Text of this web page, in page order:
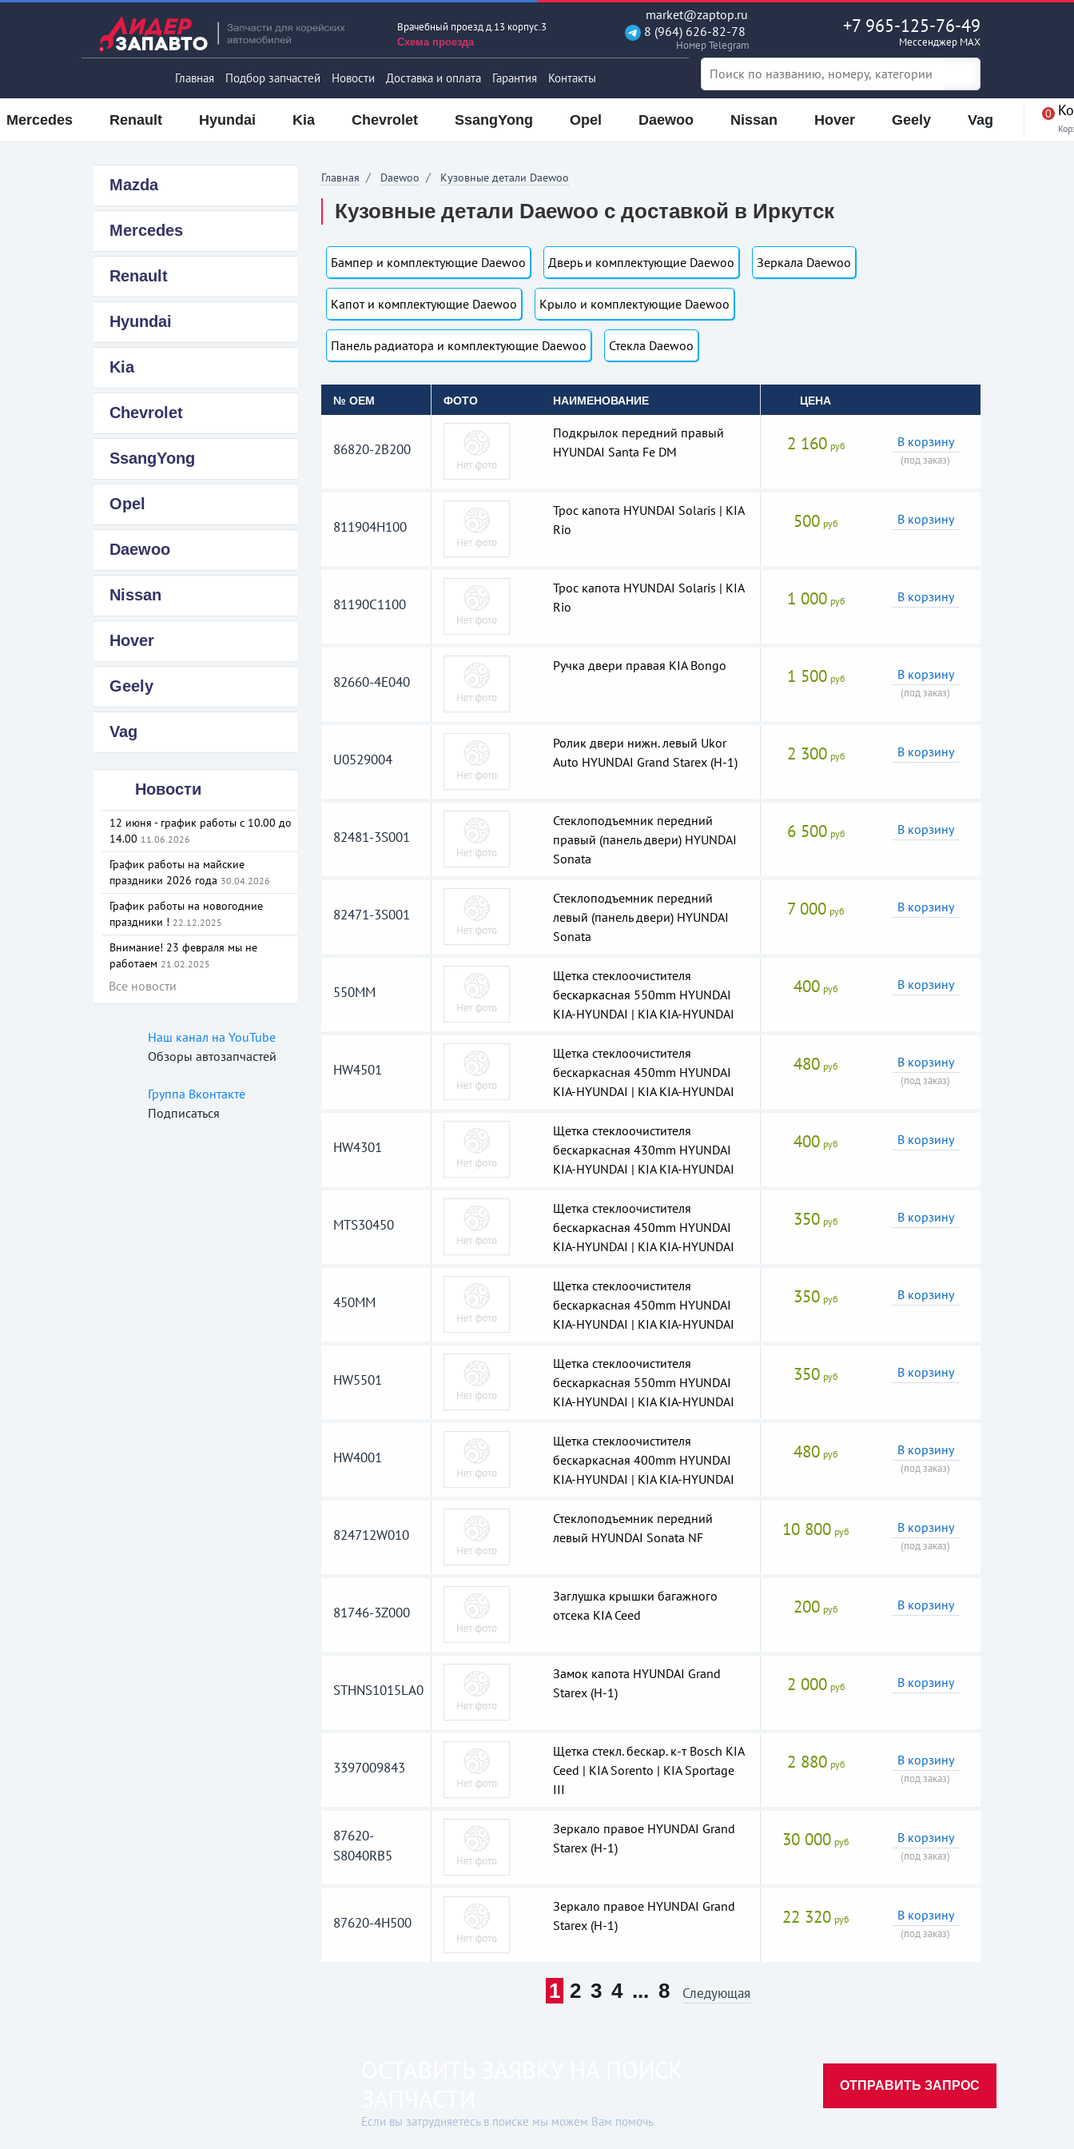
Врачебный проезд д.13 корпус.3
Схема проезда
market@zaptop.ru
8 (964) 626-82-78
Номер Telegram
+7 965-125-76-49
Мессенджер MAX
Главная Подбор запчастей Новости Доставка и оплата Гарантия Контакты
Mercedes Renault Hyundai Kia Chevrolet SsangYong Opel Daewoo Nissan Hover Geely Vag 0
Mazda
Mercedes
Renault
Hyundai
Kia
Chevrolet
SsangYong
Opel
Daewoo
Nissan
Hover
Geely
Vag
Новости
12 июня - график работы с 10.00 до
14.00 11.06.2026
График работы на майские
праздники 2026 года 30.04.2026
График работы на новогодние
праздники ! 22.12.2025
Внимание! 23 февраля мы не
работаем 21.02.2025
Все новости
Наш канал на YouTube
Обзоры автозапчастей
Группа Вконтакте
Подписаться
Главная Daewoo Кузовные детали Daewoo
Кузовные детали Daewoo с доставкой в Иркутск
Бампер и комплектующие Daewoo Дверь и комплектующие Daewoo Зеркала Daewoo
Капот и комплектующие Daewoo Крыло и комплектующие Daewoo
Панель радиатора и комплектующие Daewoo Стекла Daewoo
№ OEM ФОТО НАИМЕНОВАНИЕ ЦЕНА
86820-2B200
Подкрылок передний правый
HYUNDAI Santa Fe DM
2 160 руб В корзину
(под заказ)
811904H100
Трос капота HYUNDAI Solaris | KIA
Rio
500 руб В корзину
81190C1100
Трос капота HYUNDAI Solaris | KIA
Rio
1 000 руб В корзину
82660-4E040
Ручка двери правая KIA Bongo 1 500 руб В корзину
(под заказ)
U0529004
Ролик двери нижн. левый Ukor
Auto HYUNDAI Grand Starex (H-1)
2 300 руб В корзину
82481-3S001
Стеклоподъемник передний
правый (панель двери) HYUNDAI
Sonata
6 500 руб В корзину
82471-3S001
Стеклоподъемник передний
левый (панель двери) HYUNDAI
Sonata
7 000 руб В корзину
550MM
Щетка стеклоочистителя
бескаркасная 550mm HYUNDAI
KIA-HYUNDAI | KIA KIA-HYUNDAI
400 руб В корзину
HW4501
Щетка стеклоочистителя
бескаркасная 450mm HYUNDAI
KIA-HYUNDAI | KIA KIA-HYUNDAI
480 руб В корзину
(под заказ)
HW4301
Щетка стеклоочистителя
бескаркасная 430mm HYUNDAI
KIA-HYUNDAI | KIA KIA-HYUNDAI
400 руб В корзину
MTS30450
Щетка стеклоочистителя
бескаркасная 450mm HYUNDAI
KIA-HYUNDAI | KIA KIA-HYUNDAI
350 руб В корзину
450MM
Щетка стеклоочистителя
бескаркасная 450mm HYUNDAI
KIA-HYUNDAI | KIA KIA-HYUNDAI
350 руб В корзину
HW5501
Щетка стеклоочистителя
бескаркасная 550mm HYUNDAI
KIA-HYUNDAI | KIA KIA-HYUNDAI
350 руб В корзину
HW4001
Щетка стеклоочистителя
бескаркасная 400mm HYUNDAI
KIA-HYUNDAI | KIA KIA-HYUNDAI
480 руб В корзину
(под заказ)
824712W010
Стеклоподъемник передний
левый HYUNDAI Sonata NF
10 800 руб В корзину
(под заказ)
81746-3Z000
Заглушка крышки багажного
отсека KIA Ceed
200 руб В корзину
STHNS1015LA0
Замок капота HYUNDAI Grand
Starex (H-1)
2 000 руб В корзину
3397009843
Щетка стекл. бескар. к-т Bosch KIA
Ceed | KIA Sorento | KIA Sportage
III
2 880 руб В корзину
(под заказ)
87620-
S8040RB5
Зеркало правое HYUNDAI Grand
Starex (H-1)
30 000 руб В корзину
(под заказ)
87620-4H500
Зеркало правое HYUNDAI Grand
Starex (H-1)
22 320 руб В корзину
(под заказ)
1 2 3 4 ... 8 Следующая
Если вы затрудняетесь в поиске мы можем Вам помочь
ОТПРАВИТЬ ЗАПРОС